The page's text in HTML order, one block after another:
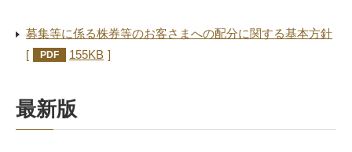
募集等に係る株券等のお客さまへの配分に関する基本方針
PDF 155KB
最新版